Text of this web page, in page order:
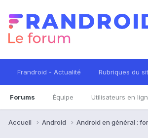
Frandroid - Actualité Rubriques du
Forums Équipe Utilisateurs en
Accueil Android Android en général :